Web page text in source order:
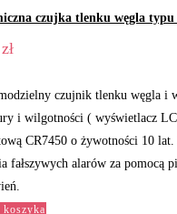
czujka tlenku węgla
zł
czujnik tlenku węgla i
i wilgotności ( wyświetlacz
CR7450 o żywotności 10
fałszywych alarów za pomocą